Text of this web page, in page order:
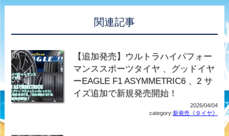
関連記事
【追加発売】ウルトラハイパフォー
マンススポーツタイヤ 、グッドイヤ
ーEAGLE F1 ASYMMETRIC6 、2 サ
イズ追加で新規発売開始！
2026/04/04
category:新発売《タイヤ》